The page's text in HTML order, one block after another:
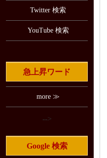
Twitter 検索
YouTube 検索
急上昇ワード
more ≫
-->
Google 検索